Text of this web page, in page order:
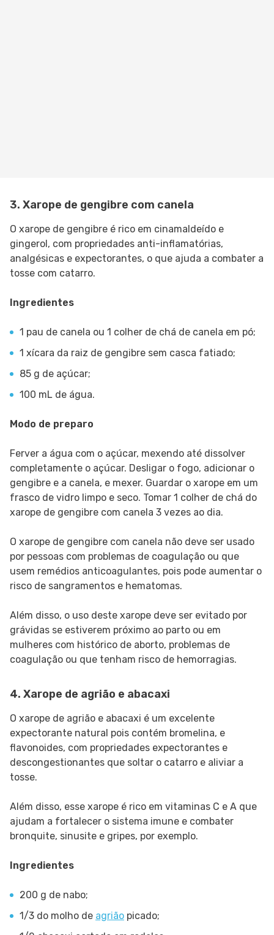
3. Xarope de gengibre com canela
O xarope de gengibre é rico em cinamaldeído e
gingerol, com propriedades anti-inflamatórias,
analgésicas e expectorantes, o que ajuda a combater a
tosse com catarro.
Ingredientes
1 pau de canela ou 1 colher de chá de canela em pó;
1 xícara da raiz de gengibre sem casca fatiado;
85 g de açúcar;
100 mL de água.
Modo de preparo
Ferver a água com o açúcar, mexendo até dissolver
completamente o açúcar. Desligar o fogo, adicionar o
gengibre e a canela, e mexer. Guardar o xarope em um
frasco de vidro limpo e seco. Tomar 1 colher de chá do
xarope de gengibre com canela 3 vezes ao dia.
O xarope de gengibre com canela não deve ser usado
por pessoas com problemas de coagulação ou que
usem remédios anticoagulantes, pois pode aumentar o
risco de sangramentos e hematomas.
Além disso, o uso deste xarope deve ser evitado por
grávidas se estiverem próximo ao parto ou em
mulheres com histórico de aborto, problemas de
coagulação ou que tenham risco de hemorragias.
4. Xarope de agrião e abacaxi
O xarope de agrião e abacaxi é um excelente
expectorante natural pois contém bromelina, e
flavonoides, com propriedades expectorantes e
descongestionantes que soltar o catarro e aliviar a
tosse.
Além disso, esse xarope é rico em vitaminas C e A que
ajudam a fortalecer o sistema imune e combater
bronquite, sinusite e gripes, por exemplo.
Ingredientes
200 g de nabo;
1/3 do molho de agrião picado;